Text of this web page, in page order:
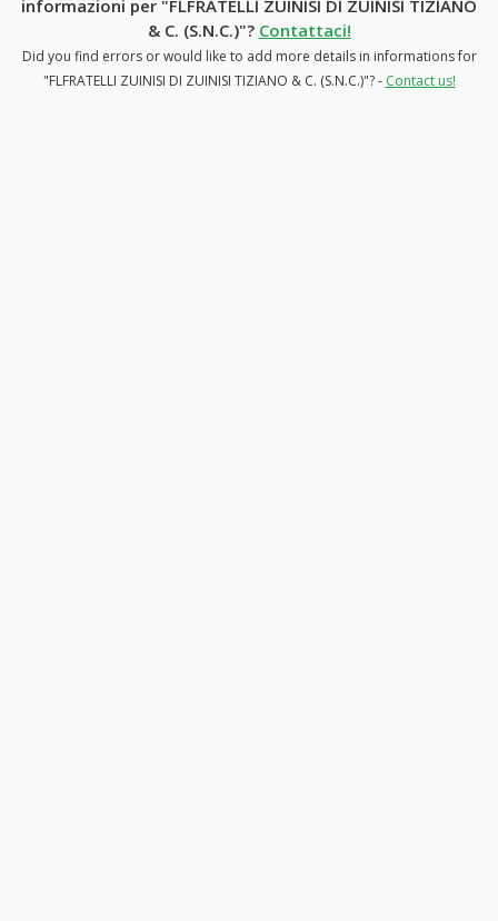
informazioni per "FLFRATELLI ZUINISI DI ZUINISI TIZIANO
& C. (S.N.C.)"? Contattaci!
Did you find errors or would like to add more details in informations for
"FLFRATELLI ZUINISI DI ZUINISI TIZIANO & C. (S.N.C.)"? - Contact us!